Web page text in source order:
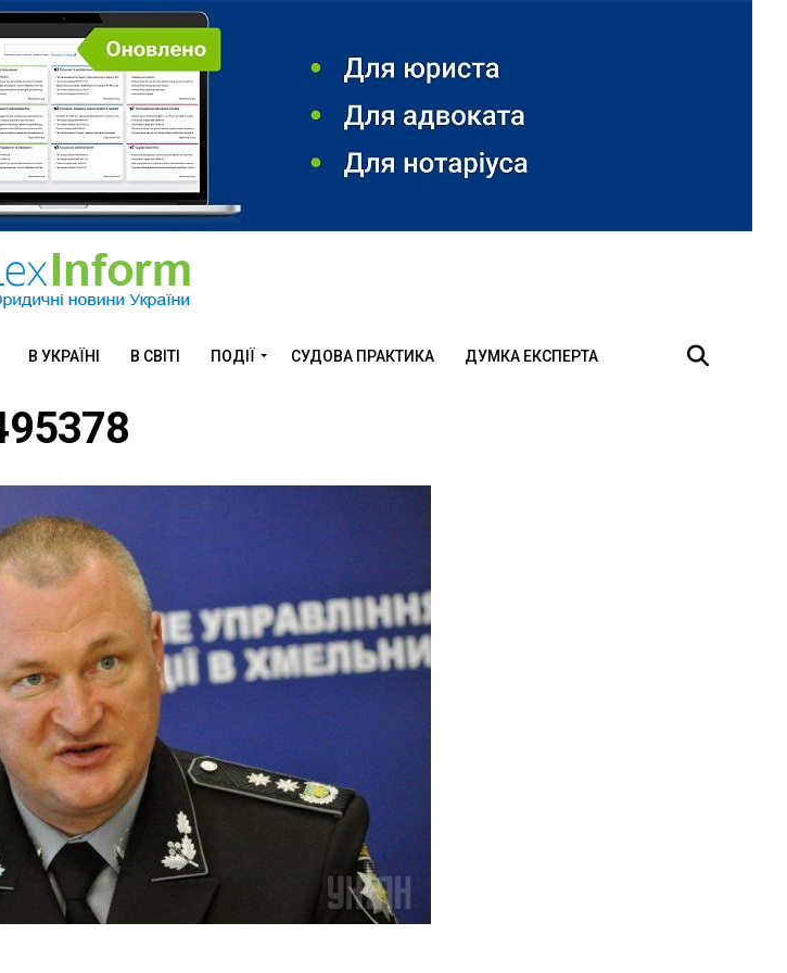
В УКРАЇНІ В СВІТІ ПОДІЇ СУДОВА ПРАКТИКА ДУМКА ЕКСПЕРТА